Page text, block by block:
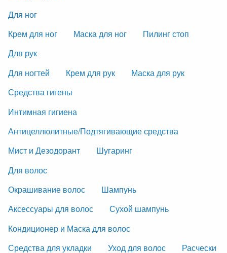
Для ног
Крем для ног
Маска для ног
Пилинг стоп
Для рук
Для ногтей
Крем для рук
Маска для рук
Средства гигены
Интимная гигиена
Антицеллюлитные/Подтягивающие средства
Мист и Дезодорант
Шугаринг
Для волос
Окрашивание волос
Шампунь
Аксессуары для волос
Сухой шампунь
Кондиционер и Маска для волос
Средства для укладки
Уход для волос
Расчески